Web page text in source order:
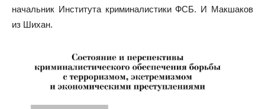
начальник Института криминалистики ФСБ. И Макшаков
из Шихан.